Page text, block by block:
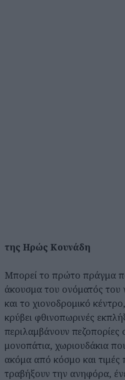
της Ηρώς Κουνάδη
Μπορεί το πρώτο πράγμα
άκουσμα του ονόματός του
και το χιονοδρομικό
κρύβει φθινοπωρινές
περιλαμβάνουν πεζοπορίες
μονοπάτια, χωριουδάκια
ακόμα από κόσμο και
τραβήξουν την ανηφόρα,